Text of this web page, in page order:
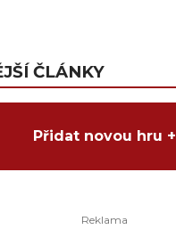
ČLÁNKY
Přidat novou hru +